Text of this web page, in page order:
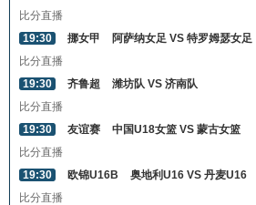
比分直播
19:30
挪女甲
阿萨纳女足 VS 特罗姆瑟女足
比分直播
19:30
齐鲁超
潍坊队 VS 济南队
比分直播
19:30
友谊赛
中国U18女篮 VS 蒙古女篮
比分直播
19:30
欧锦U16B
奥地利U16 VS 丹麦U16
比分直播